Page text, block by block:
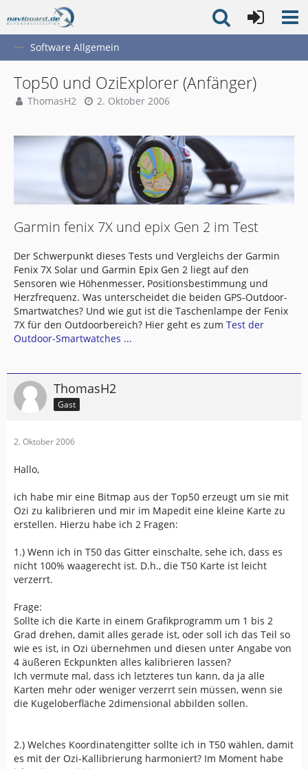
Software Allgemein
Top50 und OziExplorer (Anfänger)
ThomasH2 2. Oktober 2006
Garmin fenix 7X und epix Gen 2 im Test
Der Schwerpunkt dieses Tests und Vergleichs der Garmin
Fenix 7X Solar und Garmin Epix Gen 2 liegt auf den
Sensoren wie Höhenmesser, Positionsbestimmung und
Herzfrequenz. Was unterscheidet die beiden GPS-Outdoor-
Smartwatches? Und wie gut ist die Taschenlampe der Fenix
7X für den Outdoorbereich? Hier geht es zum Test der
Outdoor-Smartwatches ...
ThomasH2
Gast
2. Oktober 2006
Hallo,
ich habe mir eine Bitmap aus der Top50 erzeugt um sie mit
Ozi zu kalibrieren und mir im Mapedit eine kleine Karte zu
erstellen. Hierzu habe ich 2 Fragen:
1.) Wenn ich in T50 das Gitter einschalte, sehe ich, dass es
nicht 100% waagerecht ist. D.h., die T50 Karte ist leicht
verzerrt.
Frage:
Sollte ich die Karte in einem Grafikprogramm um 1 bis 2
Grad drehen, damit alles gerade ist, oder soll ich das Teil so
wie es ist, in Ozi übernehmen und diesen unter Angabe von
4 äußeren Eckpunkten alles kalibrieren lassen?
Ich vermute mal, dass ich letzteres tun kann, da ja alle
Karten mehr oder weniger verzerrt sein müssen, wenn sie
die Kugeloberfläche 2dimensional abbilden sollen.
2.) Welches Koordinatengitter sollte ich in T50 wählen, damit
es mit der Ozi-Kallibrierung harmoniert? Im Moment habe